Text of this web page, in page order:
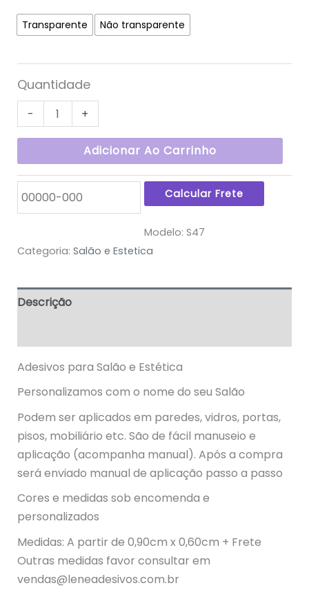
Transparente Não transparente
Quantidade
- +
Adicionar Ao Carrinho
Modelo:S47
Categoria: Salão e Estetica
Descrição
Adesivos para Salão e Estética
Personalizamos com o nome do seu Salão
Podem ser aplicados em paredes, vidros, portas,
pisos, mobiliário etc. São de fácil manuseio e
aplicação (acompanha manual). Após a compra
será enviado manual de aplicação passo a passo
Cores e medidas sob encomenda e
personalizados
Medidas: A partir de 0,90cm x 0,60cm + Frete
Outras medidas favor consultar em
vendas@leneadesivos.com.br